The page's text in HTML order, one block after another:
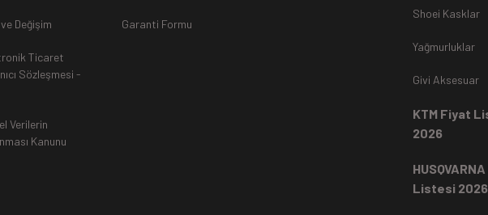
siparişiniz Havale ile yapıldıysa aynı Hesaba (IBAN), Kredi Kartı ile yapıldıysa
ürün bedeli iade edilmektedir. Kredi Kartına yapılan iadelerde, ekstrenize (+)
Değişim
Ticaret
Sözleşmesi -
Verilerin
Kanunu
Garanti Formu
Shoei Kasklar
Yağmurluklar
Givi Aksesuar
KTM Fiyat
2026
Listesi 2026